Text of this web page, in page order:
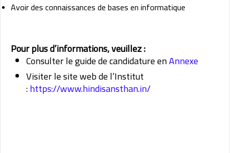
Avoir des connaissances de bases en informatique
Pour plus d’informations, veuillez :
Consulter le guide de candidature enAnnexe
Visiter le site web de l’Institut
:https://www.hindisansthan.in/